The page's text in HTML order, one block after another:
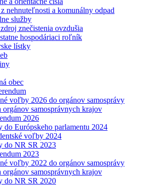
nehnuteľnosti a komunálny odpad
služby
znečistenia ovzdušia
hospodáriaci roľník
lístky
obec
voľby 2026 do orgánov samosprávy
orgánov samosprávnych krajov
2026
do Európskeho parlamentu 2024
voľby 2024
do NR SR 2023
2023
voľby 2022 do orgánov samosprávy
orgánov samosprávnych krajov
do NR SR 2020